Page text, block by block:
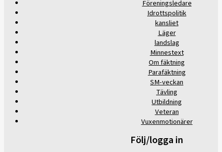
Föreningsledare
Idrottspolitik
kansliet
Läger
landslag
Minnestext
Om fäktning
Parafäktning
SM-veckan
Tävling
Utbildning
Veteran
Vuxenmotionärer
Följ/logga in